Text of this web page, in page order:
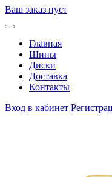
Ваш заказ пуст
Главная
Шины
Диски
Доставка
Контакты
Вход в кабинет